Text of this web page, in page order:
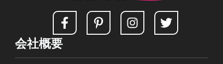
会社概要